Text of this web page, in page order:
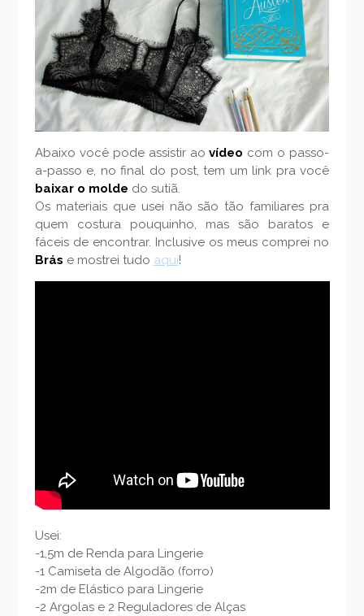
Abaixo você pode assistir aovídeo com o passo-
a-passo e, no final do post, tem um link pra você
baixar o molde do sutiã.
Os materiais que usei não são tão familiares pra
quem costura pouquinho, mas são baratos e
fáceis de encontrar. Inclusive os meus comprei no
Brás e mostrei tudo aqui!
Usei:
-1,5m de Renda para Lingerie
-1 Camiseta de Algodão (forro)
-2m de Elástico para Lingerie
-2 Argolas e 2 Reguladores de Alças